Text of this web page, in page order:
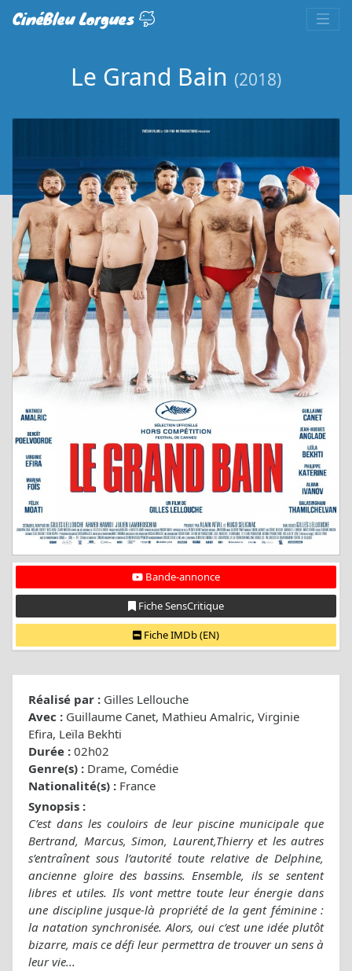
CinéBleu Lorgues
Le Grand Bain (2018)
Bande-annonce
Fiche SensCritique
Fiche IMDb (EN)
Réalisé par : Gilles Lellouche
Avec : Guillaume Canet, Mathieu Amalric, Virginie
Efira, Leïla Bekhti
Durée : 02h02
Genre(s) : Drame, Comédie
Nationalité(s) : France
Synopsis :
C’est dans les couloirs de leur piscine municipale que
Bertrand, Marcus, Simon, Laurent,Thierry et les autres
s’entraînent sous l’autorité toute relative de Delphine,
ancienne gloire des bassins. Ensemble, ils se sentent
libres et utiles. Ils vont mettre toute leur énergie dans
une discipline jusque-là propriété de la gent féminine :
la natation synchronisée. Alors, oui c’est une idée plutôt
bizarre, mais ce défi leur permettra de trouver un sens à
leur vie...